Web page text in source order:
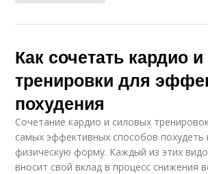
Как сочетать кардио
тренировки для
похудения
Сочетание кардио и силовых
самых эффективных способов похудеть
физическую форму. Каждый из этих
вносит свой вклад в процесс снижения